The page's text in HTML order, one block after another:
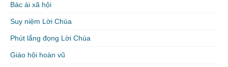
Bác ái xã hội
Suy niệm Lời Chúa
Phút lắng đọng Lời Chúa
Giáo hội hoàn vũ